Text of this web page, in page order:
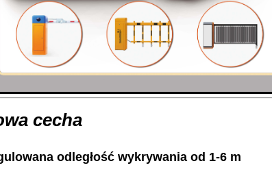
cecha
odległość wykrywania od 1-6 m